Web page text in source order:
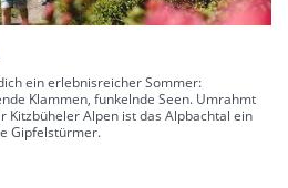
ein erlebnisreicher Sommer:
Klammen, funkelnde Seen. Umrahmt
Kitzbüheler Alpen ist das Alpbachtal ein
Gipfelstürmer.